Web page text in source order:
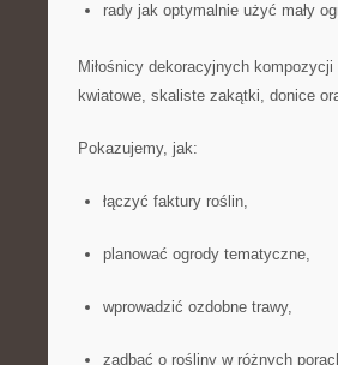
rady jak optymalnie użyć mały
Miłośnicy dekoracyjnych
kwiatowe, skaliste zakątki, donice
Pokazujemy, jak:
łączyć faktury roślin,
planować ogrody tematyczne,
wprowadzić ozdobne trawy,
zadbać o rośliny w różnych